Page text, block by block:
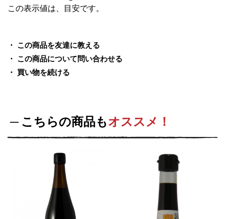
この表示値は、目安です。
この商品を友達に教える
この商品について問い合わせる
買い物を続ける
こちらの商品もオススメ！